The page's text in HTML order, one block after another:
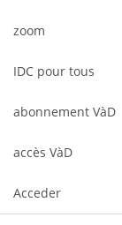
zoom
IDC pour tous
abonnement VàD
accès VàD
Acceder